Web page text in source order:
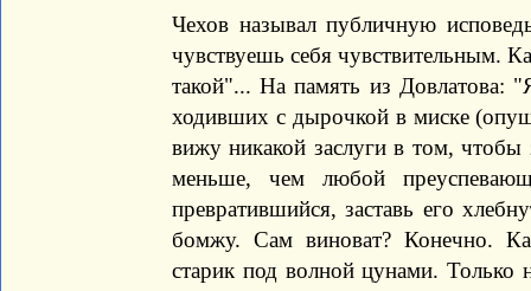
Чехов называл публичную
чувствуешь себя чувствительным.
такой"... На память из Довлатова:
ходивших с дырочкой в миске
вижу никакой заслуги в том,
меньше, чем любой
превратившийся, заставь его
бомжу. Сам виноват? Конечно.
старик под волной цунами. Только